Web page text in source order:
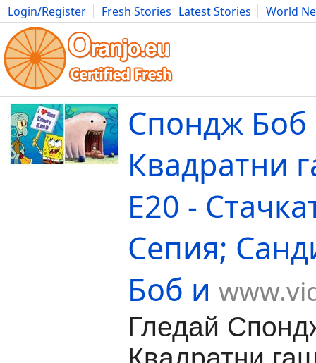
Login/Register Fresh Stories Latest Stories
World
Movies Anime Music Art Cars Advice Science
Спондж Боб
Квадратни
Е20 -
Сепия;
Боб и
Гледай